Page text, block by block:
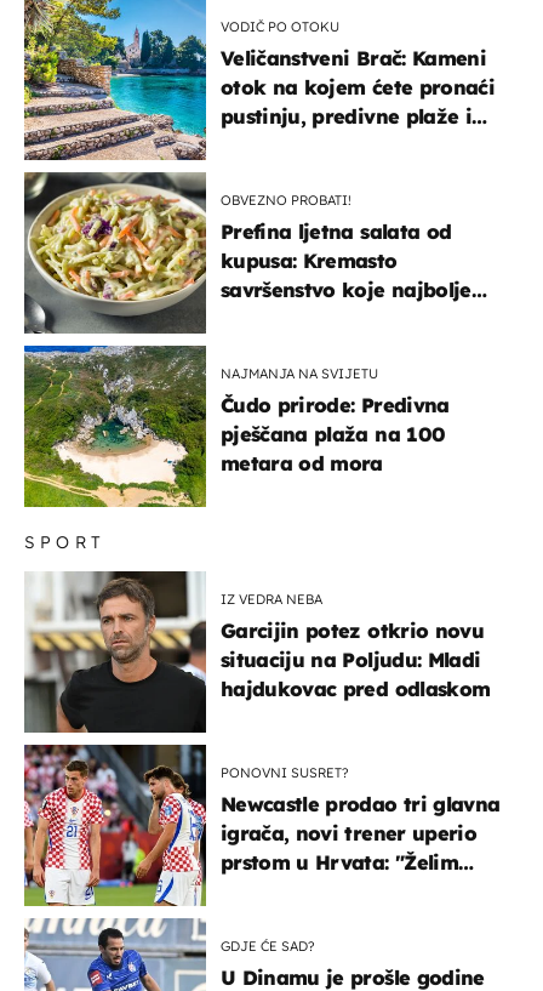
SPORT
IZ VEDRA NEBA
Garcijin potez otkrio novu
situaciju na Poljudu: Mladi
hajdukovac pred odlaskom
PONOVNI SUSRET?
Newcastle prodao tri glavna
igrača, novi trener uperio
prstom u Hrvata: "Želim
GDJE ĆE SAD?
U Dinamu je prošle godine
VODIČ PO OTOKU
Veličanstveni Brač: Kameni
otok na kojem ćete pronaći
pustinju, predivne plaže i
OBVEZNO PROBATI!
Prefina ljetna salata od
kupusa: Kremasto
savršenstvo koje najbolje
NAJMANJA NA SVIJETU
Čudo prirode: Predivna
pješčana plaža na 100
metara od mora